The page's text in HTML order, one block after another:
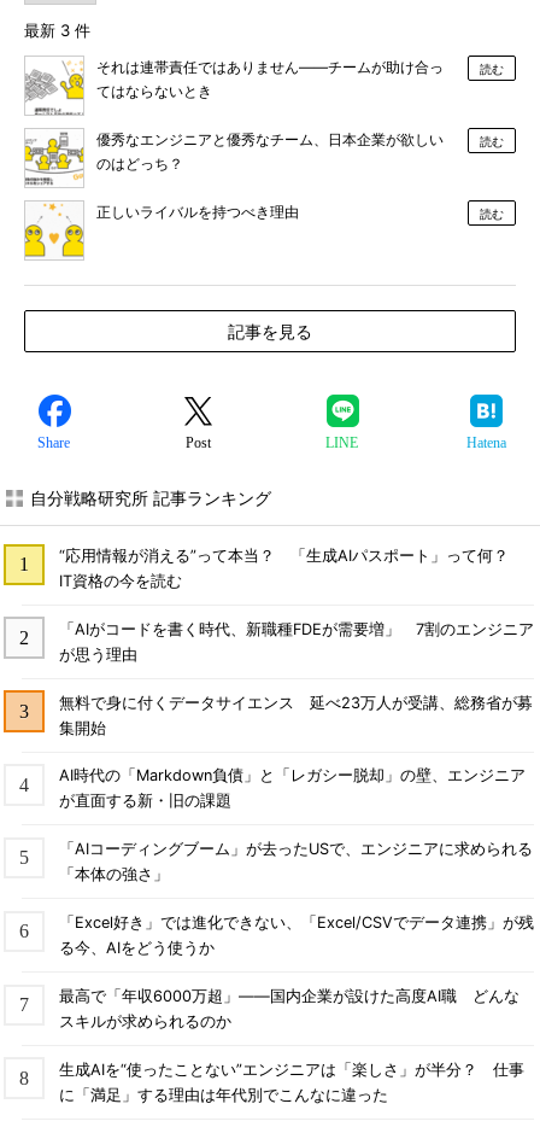
最新 3 件
それは連帯責任ではありません――チームが助け合っ
てはならないとき
読む
優秀なエンジニアと優秀なチーム、日本企業が欲しい
のはどっち？
読む
正しいライバルを持つべき理由 読む
記事を見る
Share Post LINE Hatena
自分戦略研究所 記事ランキング
“応用情報が消える”って本当？ 「生成AIパスポート」って何？
IT資格の今を読む
「AIがコードを書く時代、新職種FDEが需要増」 7割のエンジニア
が思う理由
無料で身に付くデータサイエンス 延べ23万人が受講、総務省が募
集開始
AI時代の「Markdown負債」と「レガシー脱却」の壁、エンジニア
が直面する新・旧の課題
「AIコーディングブーム」が去ったUSで、エンジニアに求められる
「本体の強さ」
「Excel好き」では進化できない、「Excel/CSVでデータ連携」が残
る今、AIをどう使うか
最高で「年収6000万超」――国内企業が設けた高度AI職 どんな
スキルが求められるのか
生成AIを“使ったことない”エンジニアは「楽しさ」が半分？ 仕事
に「満足」する理由は年代別でこんなに違った